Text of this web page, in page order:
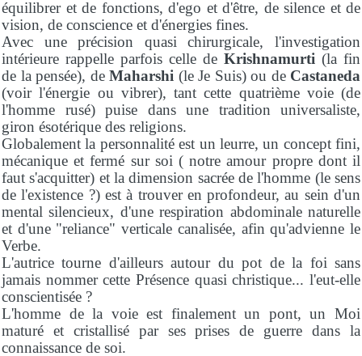
équilibrer et de fonctions, d'ego et d'être, de silence et de
vision, de conscience et d'énergies fines.
Avec une précision quasi chirurgicale, l'investigation
intérieure rappelle parfois celle de Krishnamurti (la fin
de la pensée), de Maharshi (le Je Suis) ou deCastaneda
(voir l'énergie ou vibrer), tant cette quatrième voie (de
l'homme rusé) puise dans une tradition universaliste,
giron ésotérique des religions.
Globalement la personnalité est un leurre, un concept fini,
mécanique et fermé sur soi ( notre amour propre dont il
faut s'acquitter) et la dimension sacrée de l'homme (le sens
de l'existence ?) est à trouver en profondeur, au sein d'un
mental silencieux, d'une respiration abdominale naturelle
et d'une "reliance" verticale canalisée, afin qu'advienne le
Verbe.
L'autrice tourne d'ailleurs autour du pot de la foi sans
jamais nommer cette Présence quasi christique... l'eut-elle
conscientisée ?
L'homme de la voie est finalement un pont, un Moi
maturé et cristallisé par ses prises de guerre dans la
connaissance de soi.